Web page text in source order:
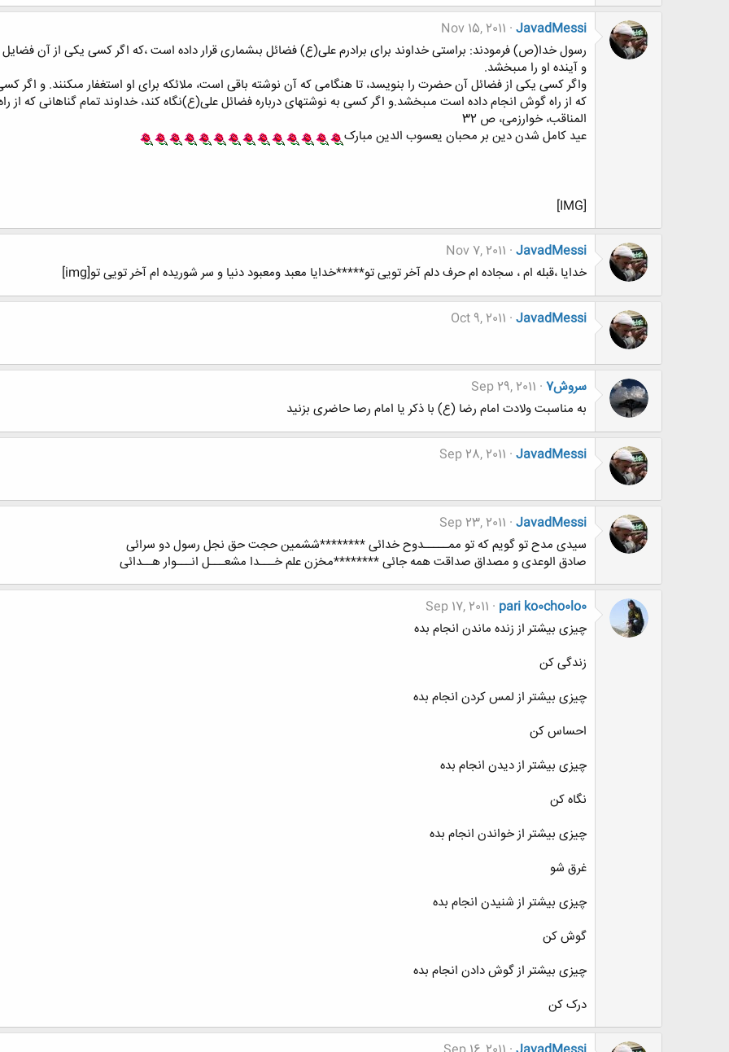
JavadMessi
Nov 15, 2011
رسول خدا(ص) فرمودند: براستى خداوند براى برادرم على(ع) فضائل بى‏شمارى قرار داده است ،كه اگر كسى يكى از آن فضايل
و آينده او را مى‏بخشد.
واگر كسى يكى از فضائل آن حضرت را بنويسد، تا هنگامى كه آن نوشته باقى است، ملائكه براى او استغفار مى‏كنند. و اگر
كه از راه گوش انجام داده است مى‏بخشد.و اگر كسى به نوشته‏اى درباره فضائل على(ع)نگاه كند، خداوند تمام گناهانى كه از
المناقب، خوارزمى، ص 32
عید کامل شدن دین بر محبان یعسوب الدین مبارک
[IMG]
JavadMessi
Nov 7, 2011
خدایا ،قبله ام ، سجاده ام حرف دلم آخر تویی تو*****خدایا معبد ومعبود دنیا و سر شوریده ام آخر تویی تو[img]
JavadMessi
Oct 9, 2011
سروش7
Sep 29, 2011
به مناسبت ولادت امام رضا (ع) با ذکر یا امام رصا حاضری بزنید
JavadMessi
Sep 28, 2011
JavadMessi
Sep 23, 2011
سیدی مدح تو گویم که تو ممـــــدوح خدائی ********ششمین حجت حق نجل رسول دو سرائی
صادق الوعدی و مصداق صداقت همه جائی ********مخزن علم خـــدا مشعـــل انـــوار هــدائی
pari ko0cho0lo0
Sep 17, 2011
چیزی بیشتر از زنده ماندن انجام بده
زندگی کن
چیزی بیشتر از لمس کردن انجام بده
احساس کن
چیزی بیشتر از دیدن انجام بده
نگاه کن
چیزی بیشتر از خواندن انجام بده
غرق شو
چیزی بیشتر از شنیدن انجام بده
گوش کن
چیزی بیشتر از گوش دادن انجام بده
درک کن